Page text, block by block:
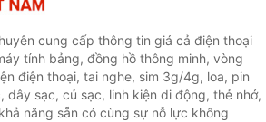
cung cấp thông tin giá cả điện thoại
tính bảng, đồng hồ thông minh, vòng
điện thoại, tai nghe, sim 3g/4g, loa, pin
dây sạc, củ sạc, linh kiện di động, thẻ nhớ,
năng sẵn có cùng sự nỗ lực không